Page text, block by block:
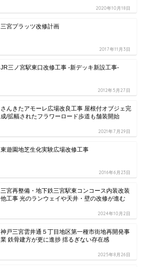
2020年10月18日
三宮プラッツ改修計画
2017年11月3日
JR三ノ宮駅東口改修工事 -新デッキ新設工事-
2012年5月27日
さんきたアモーレ広場改良工事 屋根付オブジェ完
成/拡幅されたフラワーロード歩道も舗装開始
2021年7月29日
東遊園地芝生化実験広場改修工事
2016年6月23日
三宮再整備・地下鉄三宮駅東コンコース内装改装
他工事 光のランウェイや天井・壁の改修が進む
2024年10月2日
神戸三宮雲井通５丁目地区第一種市街地再開発事
業 鉄骨建方が更に進捗 揺るぎない存在感
2025年8月26日